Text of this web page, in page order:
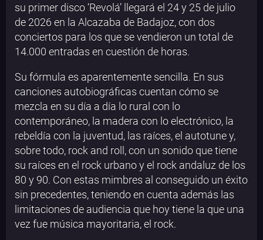
su primer disco ‘Revolá’ llegará el 24 y 25 de julio
de 2026 en la Alcazaba de Badajoz, con dos
conciertos para los que se vendieron un total de
14.000 entradas en cuestión de horas.
Su fórmula es aparentemente sencilla. En sus
canciones autobiográficas cuentan cómo se
mezcla en su día a día lo rural con lo
contemporáneo, la madera con lo electrónico, la
rebeldía con la juventud, las raíces, el autotune y,
sobre todo, rock and roll, con un sonido que tiene
su raíces en el rock urbano y el rock andaluz de los
80 y 90. Con estas mimbres al conseguido un éxito
sin precedentes, teniendo en cuenta además las
limitaciones de audiencia que hoy tiene la que una
vez fue música mayoritaria, el rock.